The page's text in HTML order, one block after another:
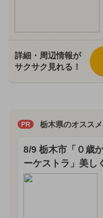
詳細・周辺情報が
サクサク見れる！
PR 栃木県のオスス
8/9 栃木市「０歳
ーケストラ」美し